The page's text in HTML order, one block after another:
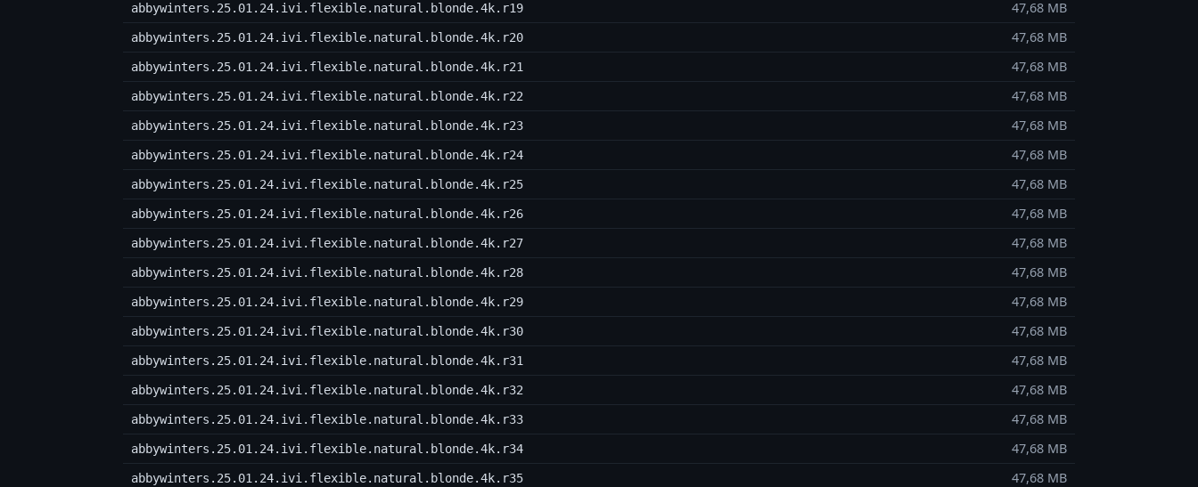
abbywinters.25.01.24.ivi.flexible.natural.blonde.4k.r19 47,68 MB
abbywinters.25.01.24.ivi.flexible.natural.blonde.4k.r20 47,68 MB
abbywinters.25.01.24.ivi.flexible.natural.blonde.4k.r21 47,68 MB
abbywinters.25.01.24.ivi.flexible.natural.blonde.4k.r22 47,68 MB
abbywinters.25.01.24.ivi.flexible.natural.blonde.4k.r23 47,68 MB
abbywinters.25.01.24.ivi.flexible.natural.blonde.4k.r24 47,68 MB
abbywinters.25.01.24.ivi.flexible.natural.blonde.4k.r25 47,68 MB
abbywinters.25.01.24.ivi.flexible.natural.blonde.4k.r26 47,68 MB
abbywinters.25.01.24.ivi.flexible.natural.blonde.4k.r27 47,68 MB
abbywinters.25.01.24.ivi.flexible.natural.blonde.4k.r28 47,68 MB
abbywinters.25.01.24.ivi.flexible.natural.blonde.4k.r29 47,68 MB
abbywinters.25.01.24.ivi.flexible.natural.blonde.4k.r30 47,68 MB
abbywinters.25.01.24.ivi.flexible.natural.blonde.4k.r31 47,68 MB
abbywinters.25.01.24.ivi.flexible.natural.blonde.4k.r32 47,68 MB
abbywinters.25.01.24.ivi.flexible.natural.blonde.4k.r33 47,68 MB
abbywinters.25.01.24.ivi.flexible.natural.blonde.4k.r34 47,68 MB
abbywinters.25.01.24.ivi.flexible.natural.blonde.4k.r35 47,68 MB